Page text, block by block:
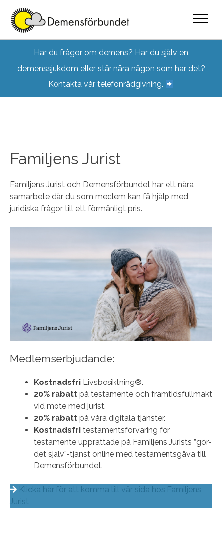
content
Har du frågor om demens? Har du själv en
demenssjukdom eller står nära någon som har det?
Kontakta vår telefonrådgivning.
Familjens Jurist
Familjens Jurist och Demensförbundet har ett nära
samarbete där du som medlem kan få hjälp med
juridiska frågor till ett förmånligt pris.
Medlemserbjudande:
Kostnadsfri Livsbesiktning®.
20% rabatt på testamente och framtidsfullmakt
vid möte med jurist.
20% rabatt på våra digitala tjänster.
Kostnadsfri testamentsförvaring för
testamente upprättade på Familjens Jurists ”gör-
det själv”-tjänst online med testamentsgåva till
Demensförbundet.
Klicka här för att komma till vår sida hos Familjens
Jurist